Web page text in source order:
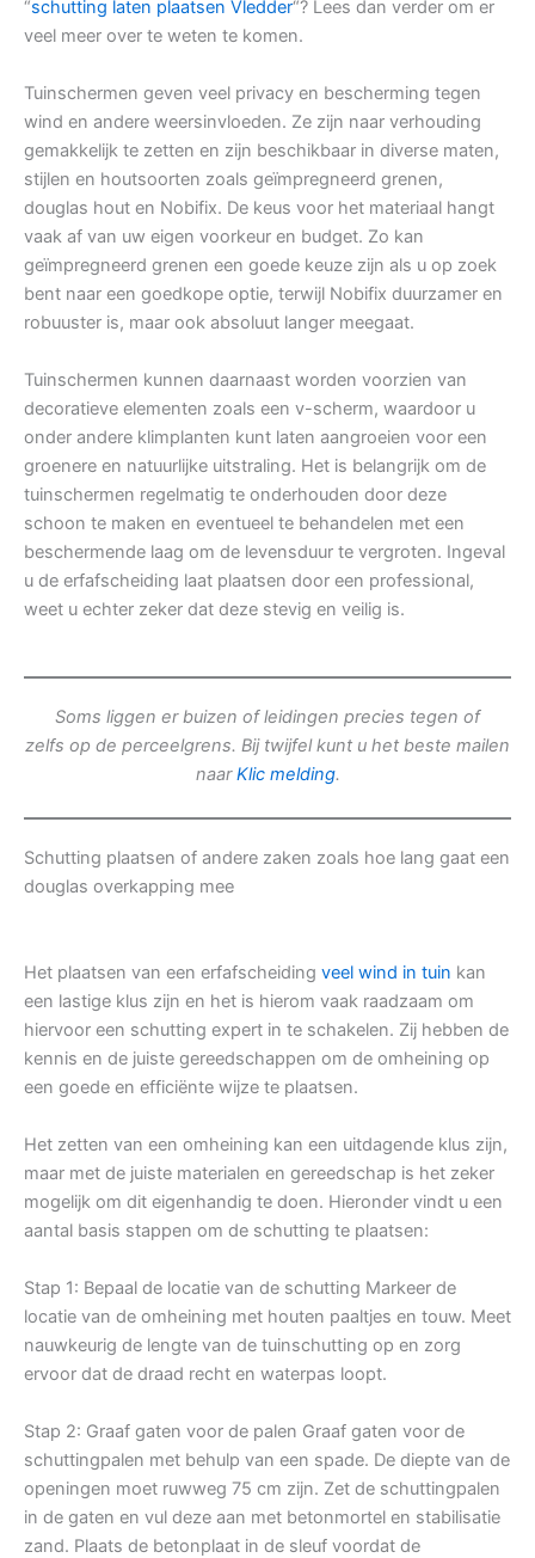
“schutting laten plaatsen Vledder“? Lees dan verder om er
veel meer over te weten te komen.
Tuinschermen geven veel privacy en bescherming tegen
wind en andere weersinvloeden. Ze zijn naar verhouding
gemakkelijk te zetten en zijn beschikbaar in diverse maten,
stijlen en houtsoorten zoals geïmpregneerd grenen,
douglas hout en Nobifix. De keus voor het materiaal hangt
vaak af van uw eigen voorkeur en budget. Zo kan
geïmpregneerd grenen een goede keuze zijn als u op zoek
bent naar een goedkope optie, terwijl Nobifix duurzamer en
robuuster is, maar ook absoluut langer meegaat.
Tuinschermen kunnen daarnaast worden voorzien van
decoratieve elementen zoals een v-scherm, waardoor u
onder andere klimplanten kunt laten aangroeien voor een
groenere en natuurlijke uitstraling. Het is belangrijk om de
tuinschermen regelmatig te onderhouden door deze
schoon te maken en eventueel te behandelen met een
beschermende laag om de levensduur te vergroten. Ingeval
u de erfafscheiding laat plaatsen door een professional,
weet u echter zeker dat deze stevig en veilig is.
Soms liggen er buizen of leidingen precies tegen of
zelfs op de perceelgrens. Bij twijfel kunt u het beste mailen
naarKlic melding.
Schutting plaatsen of andere zaken zoals hoe lang gaat een
douglas overkapping mee
Het plaatsen van een erfafscheiding veel wind in tuin kan
een lastige klus zijn en het is hierom vaak raadzaam om
hiervoor een schutting expert in te schakelen. Zij hebben de
kennis en de juiste gereedschappen om de omheining op
een goede en efficiënte wijze te plaatsen.
Het zetten van een omheining kan een uitdagende klus zijn,
maar met de juiste materialen en gereedschap is het zeker
mogelijk om dit eigenhandig te doen. Hieronder vindt u een
aantal basis stappen om de schutting te plaatsen:
Stap 1: Bepaal de locatie van de schutting Markeer de
locatie van de omheining met houten paaltjes en touw. Meet
nauwkeurig de lengte van de tuinschutting op en zorg
ervoor dat de draad recht en waterpas loopt.
Stap 2: Graaf gaten voor de palen Graaf gaten voor de
schuttingpalen met behulp van een spade. De diepte van de
openingen moet ruwweg 75 cm zijn. Zet de schuttingpalen
in de gaten en vul deze aan met betonmortel en stabilisatie
zand. Plaats de betonplaat in de sleuf voordat de